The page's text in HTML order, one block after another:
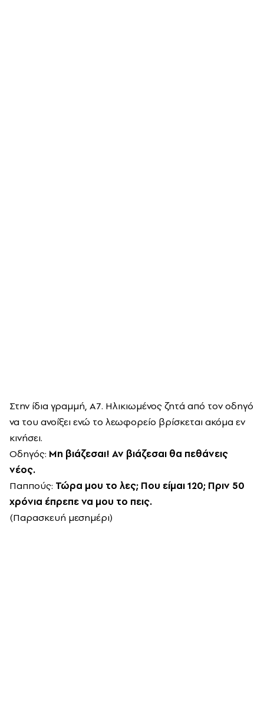
Στην ίδια γραμμή, Α7. Ηλικιωμένος ζητά από τον οδηγό
να του ανοίξει ενώ το λεωφορείο βρίσκεται ακόμα εν
κινήσει.
Οδηγός: Μη βιάζεσαι! Αν βιάζεσαι θα πεθάνεις
νέος.
Παππούς: Τώρα μου το λες; Που είμαι 120; Πριν 50
χρόνια έπρεπε να μου το πεις.
(Παρασκευή μεσημέρι)